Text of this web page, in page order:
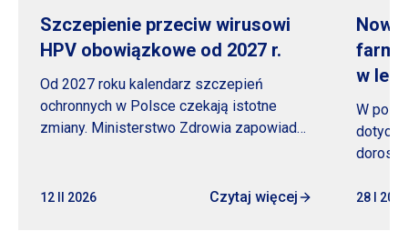
Szczepienie przeciw wirusowi
HPV obowiązkowe od 2027 r.
Od 2027 roku kalendarz szczepień
ochronnych w Polsce czekają istotne
zmiany. Ministerstwo Zdrowia zapowiada,
12 II 2026 Czytaj więcej
w
W
28 I 2026